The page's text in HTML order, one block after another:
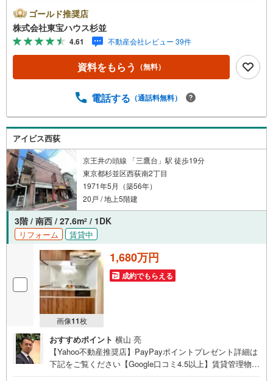
したプロが、何のしがらみもなく、お客様の理想の物件を
お探しします。東宝ハウス杉並【（FD）:】ご見学希望の物
件以外も併せてご案内させていただきます。遠慮なくご希
望をお伝えくださいませ。■ご見学について■【営業時間 9:
00～21:00】人気物件は特に問い合わせが集中するため、お
早めにお電話くださいませ。「室内・現地を見学する」ボ
TOHO HOUSE CLUB■弊社で売買されたお客様はTOHO H
の見直しや借り換えなど、オンラインでやりとりができま
す。■FPによるファイナンシャルライフサポート■ファイナ
ンシャルプランナーが住宅ローン、保険・税金、資産運
用、相続などの対策をアドバイスを致します。
ゴールド推奨店
株式会社東宝ハウス杉並
4.61 不動産会社レビュー 39件
資料をもらう （無料）
電話する （通話料無料）
アイビス西荻
京王井の頭線 「三鷹台」駅 徒歩19分
東京都杉並区西荻南2丁目
1971年5月（築56年）
20戸 / 地上5階建
3階 / 南西 / 27.6m2 / 1DK
リフォーム 賃貸中
画像11枚
1,680万円
成約でもらえる
おすすめポイント 横山 亮
【Yahoo不動産推奨店】PayPayポイントプレゼント詳細は
下記をご覧ください【Google口コミ4.5以上】賃貸管理物件